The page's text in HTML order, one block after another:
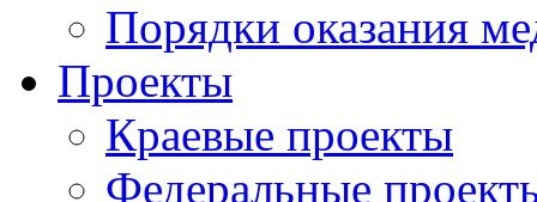
Порядки оказания
Проекты
Краевые проекты
Федеральные